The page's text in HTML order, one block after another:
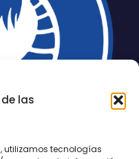
las
utilizamos tecnologías